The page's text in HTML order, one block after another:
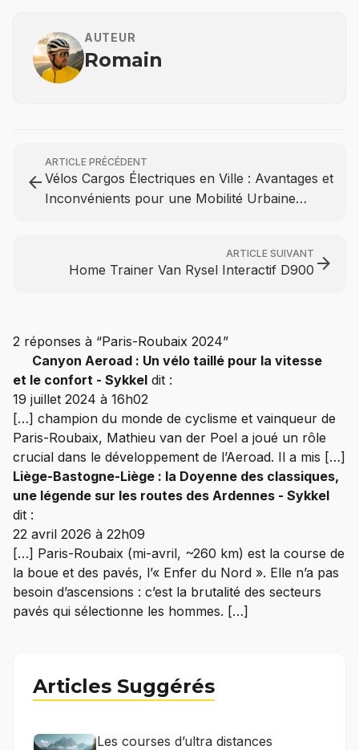
AUTEUR
Romain
arrow_back
ARTICLE PRÉCÉDENT
Vélos Cargos Électriques en Ville : Avantages et
Inconvénients pour une Mobilité Urbaine
ARTICLE SUIVANT
Home Trainer Van Rysel Interactif D900 arrow_forward
2 réponses à “Paris-Roubaix 2024”
Canyon Aeroad : Un vélo taillé pour la vitesse
et le confort - Sykkel dit :
19 juillet 2024 à 16h02
[…] champion du monde de cyclisme et vainqueur de
Paris-Roubaix, Mathieu van der Poel a joué un rôle
crucial dans le développement de l’Aeroad. Il a mis […]
Liège-Bastogne-Liège : la Doyenne des classiques,
une légende sur les routes des Ardennes - Sykkel
dit :
22 avril 2026 à 22h09
[…] Paris-Roubaix (mi-avril, ~260 km) est la course de
la boue et des pavés, l’« Enfer du Nord ». Elle n’a pas
besoin d’ascensions : c’est la brutalité des secteurs
pavés qui sélectionne les hommes. […]
Articles Suggérés
Les courses d’ultra distances